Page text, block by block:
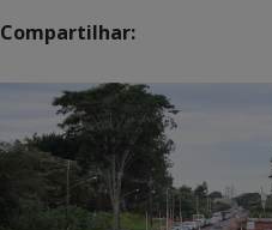
Compartilhar: